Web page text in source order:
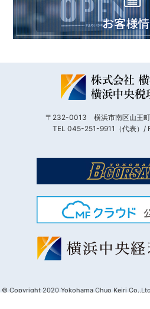
〒232-0013 横浜市南区山王
TEL 045-251-9911（代表）/
© Copyright 2020 Yokohama Chuo Keiri